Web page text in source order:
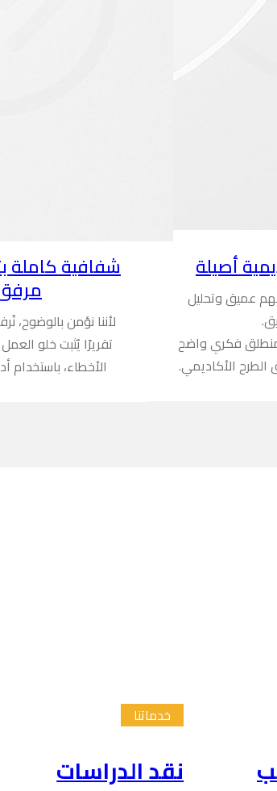
أصيلة
عميق وتحليل
فكري واضح
الأكاديمي.
شفافية كاملة
لأننا نؤمن
تقريرًا يُثبت خلو
الأخطاء، باستخدام
خدماتنا
نقد الدراسات